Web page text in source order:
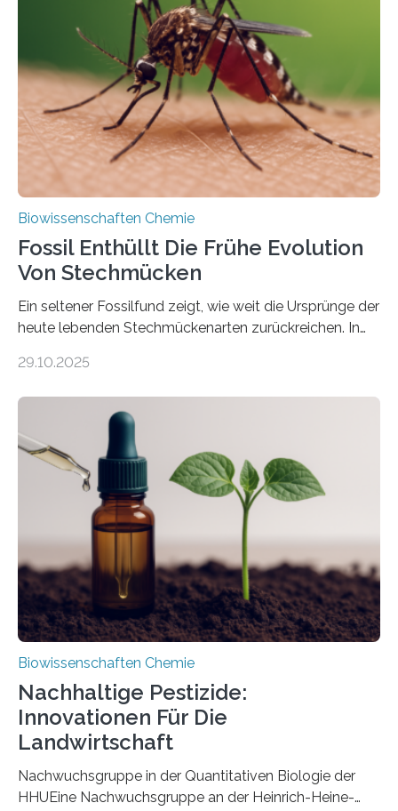
lebten. Unter den Vorfahren sticht eine Gruppe heraus,
die noch heute in der Natur vorkommt: die
Süßwasseralge Coleochaetophyceae. Einige Arten
dieser Gruppe bilden aus Zellfäden dichte Geflechte
mit scheibenförmiger Gestalt. Was auffällig ist: Die
nächsten…
Biowissenschaften Chemie
Fossil Enthüllt Die Frühe Evolution
Von Stechmücken
Ein seltener Fossilfund zeigt, wie weit die Ursprünge der
heute lebenden Stechmückenarten zurückreichen. In
Forschende die bisher älteste bekannte Stechmücken-
Region Kachin in Myanmar und hat sich in
ausgezeichnetem Zustand erhalten. Es konnte als neue
Art einer neuen Gattung beschrieben werden und trägt
nun den Namen Cretosabethes primaevus. Dieser erste
fossile Nachweis einer Stechmückenlarve in Bernstein
stellt gleichzeitig den ersten Fossilfund einer
Mückenlarve aus dem Mesozoikum dar, denn…
29.10.2025
Biowissenschaften Chemie
Nachhaltige Pestizide:
Innovationen Für Die
Landwirtschaft
Nachwuchsgruppe in der Quantitativen Biologie der
HHUEine Nachwuchsgruppe an der Heinrich-Heine-